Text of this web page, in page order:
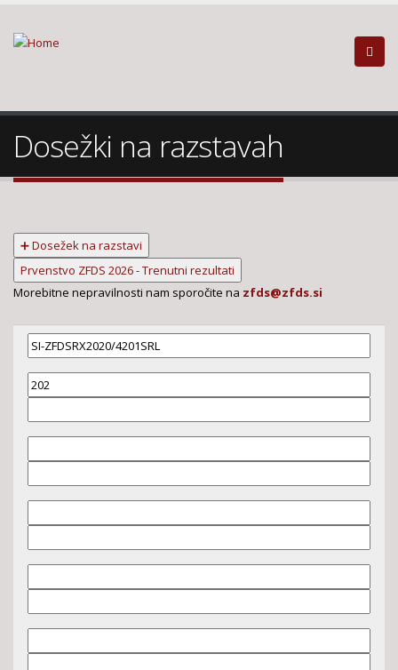
Dosežki na razstavah
➕ Dosežek na razstavi
Prvenstvo ZFDS 2026 - Trenutni rezultati
Morebitne nepravilnosti nam sporočite na zfds@zfds.si